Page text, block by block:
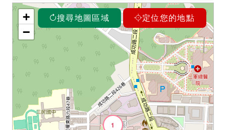
搜尋地圖區域 定位您的地點
1
+
−